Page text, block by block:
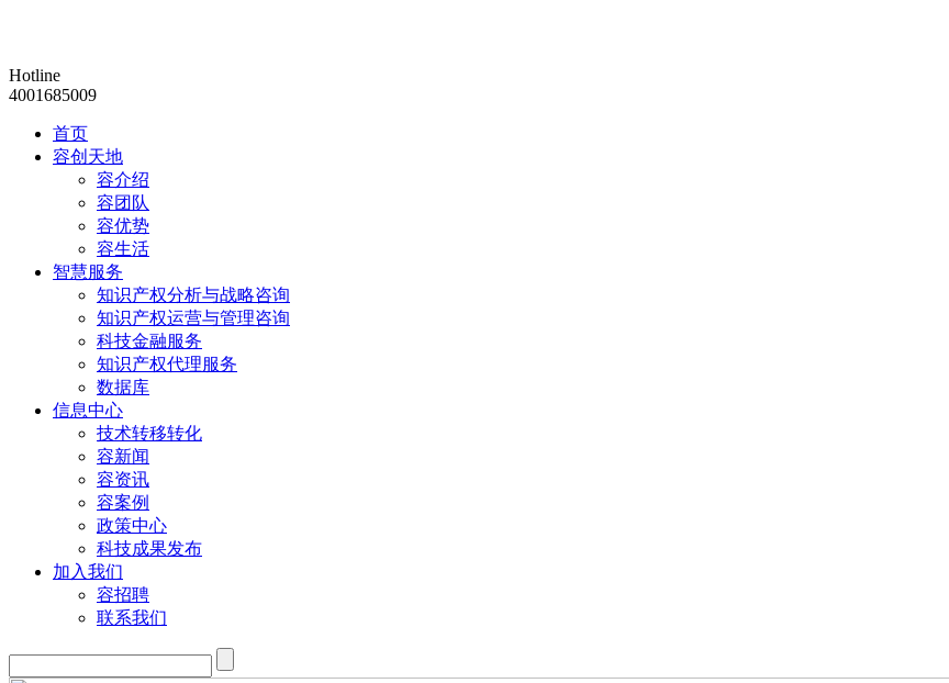
Hotline
4001685009
首页
容创天地
容介绍
容团队
容优势
容生活
智慧服务
知识产权分析与战略咨询
知识产权运营与管理咨询
科技金融服务
知识产权代理服务
数据库
信息中心
技术转移转化
容新闻
容资讯
容案例
政策中心
科技成果发布
加入我们
容招聘
联系我们